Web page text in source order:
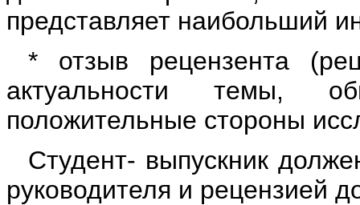
представляет наибольший
* отзыв рецензента
актуальности темы,
положительные стороны
Студент- выпускник
руководителя и рецензией